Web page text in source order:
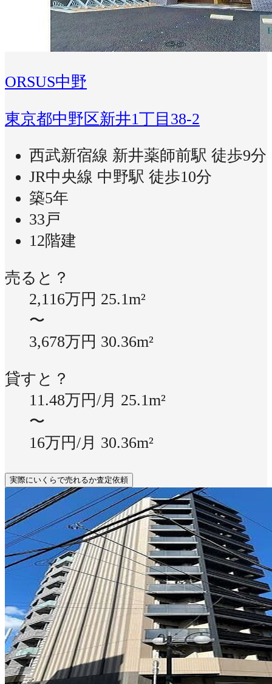
ORSUS中野
東京都中野区新井1丁目38-2
西武新宿線 新井薬師前駅 徒歩9分
JR中央線 中野駅 徒歩10分
築5年
33戸
12階建
売ると？
2,116万円 25.1m²
〜
3,678万円 30.36m²
貸すと？
11.48万円/月 25.1m²
〜
16万円/月 30.36m²
実際にいくらで売れるか査定依頼